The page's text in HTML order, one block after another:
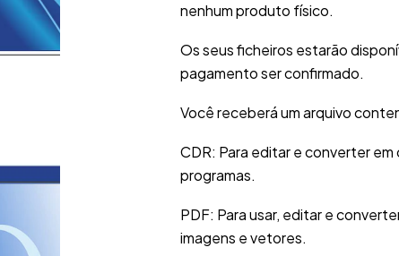
nenhum produto físico.
Os seus ficheiros estarão
pagamento ser confirmado.
Você receberá um arquivo
CDR: Para editar e converter
programas.
PDF: Para usar, editar e
imagens e vetores.